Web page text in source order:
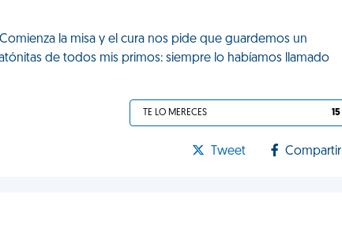
la misa y el cura nos pide que guardemos un
de todos mis primos: siempre lo habíamos llamado
TE LO MERECES 15
Tweet Compartir